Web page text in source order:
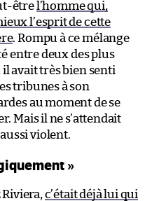
être l’homme qui,
l’esprit de cette
. Rompu à ce mélange
entre deux des plus
avait très bien senti
tribunes à son
au moment de se
Mais il ne s’attendait
violent.
»
Riviera, c’était déjà lui qui